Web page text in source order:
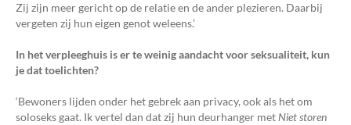
Zij zijn meer gericht op de relatie en de ander plezieren. Daarbij
vergeten zij hun eigen genot weleens.’
In het verpleeghuis is er te weinig aandacht voor seksualiteit, kun
je dat toelichten?
‘Bewoners lijden onder het gebrek aan privacy, ook als het om
soloseks gaat. Ik vertel dan dat zij hun deurhanger met Niet storen